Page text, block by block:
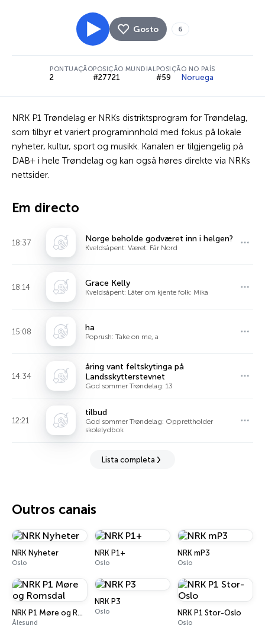
Gosto 6
PONTUAÇÃO
2
POSIÇÃO MUNDIAL
#27721
POSIÇÃO NO PAÍS
#59 Noruega
NRK P1 Trøndelag er NRKs distriktsprogram for Trøndelag,
som tilbyr et variert programinnhold med fokus på lokale
nyheter, kultur, sport og musikk. Kanalen er tilgjengelig på
DAB+ i hele Trøndelag og kan også høres direkte via NRKs
nettsider.
Em directo
18:37 Norge beholde godværet inn i helgen?
Kveldsåpent: Været: Får Nord
18:14 Grace Kelly
Kveldsåpent: Låter om kjente folk: Mika
15:08 ha
Poprush: Take on me, a
14:34
åring vant feltskytinga på
Landsskytterstevnet
God sommer Trøndelag: 13
12:21
tilbud
God sommer Trøndelag: Opprettholder
skolelydbok
Lista completa
Outros canais
NRK Nyheter
Oslo
NRK P1+
Oslo
NRK mP3
Oslo
NRK P1 Møre og Romsdal
Ålesund
NRK P3
Oslo NRK P1 Stor-Oslo
Oslo